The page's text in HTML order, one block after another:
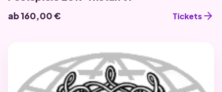
ab 160,00 € Tickets arrow_forward